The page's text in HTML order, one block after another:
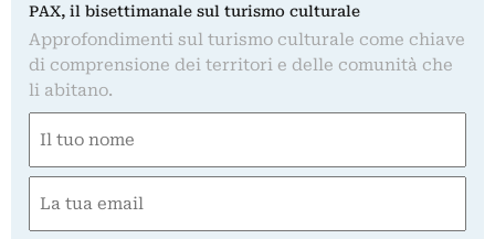
PAX, il bisettimanale sul turismo culturale
Approfondimenti sul turismo culturale come chiave
di comprensione dei territori e delle comunità che
li abitano.
(Obbligatorio)
(Obbligatorio)